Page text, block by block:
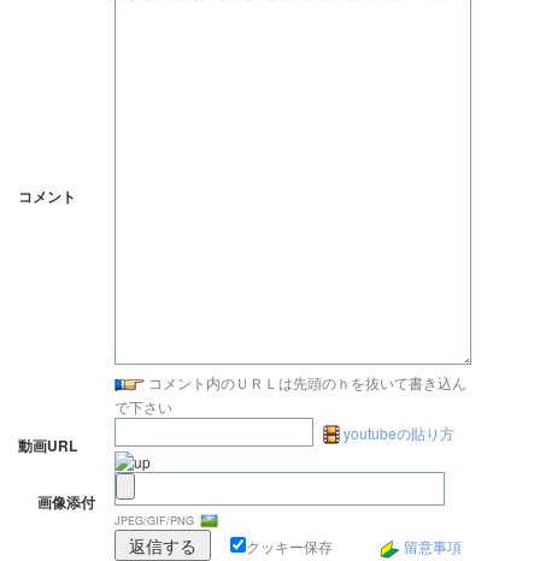
コメント
コメント内のＵＲＬは先頭のｈを抜いて書き込ん
で下さい
動画URL
youtubeの貼り方
画像添付
JPEG/GIF/PNG
クッキー保存 留意事項